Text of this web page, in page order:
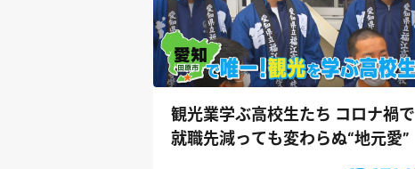
観光業学ぶ高校生たち コロナ禍で
就職先減っても変わらぬ“地元愛”